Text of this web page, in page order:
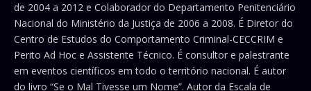
de 2004 a 2012 e Colaborador do Departamento Penitenciário
Nacional do Ministério da Justiça de 2006 a 2008. É Diretor do
Centro de Estudos do Comportamento Criminal-CECCRIM e
Perito Ad Hoc e Assistente Técnico. É consultor e palestrante
em eventos científicos em todo o território nacional. É autor
do livro “Se o Mal Tivesse um Nome”. Autor da Escala de